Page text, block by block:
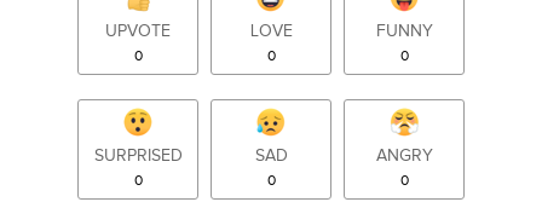
UPVOTE
0
LOVE
0
FUNNY
0
SURPRISED
0
SAD
0
ANGRY
0